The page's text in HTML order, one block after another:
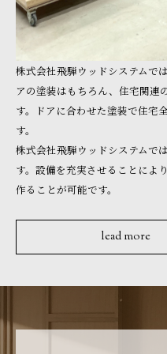
株式会社飛騨ウッドシステムで
アの塗装はもちろん、住宅関連
す。ドアに合わせた塗装で住宅
す。
株式会社飛騨ウッドシステムで
す。設備を充実させることによ
作ることが可能です。
lead more